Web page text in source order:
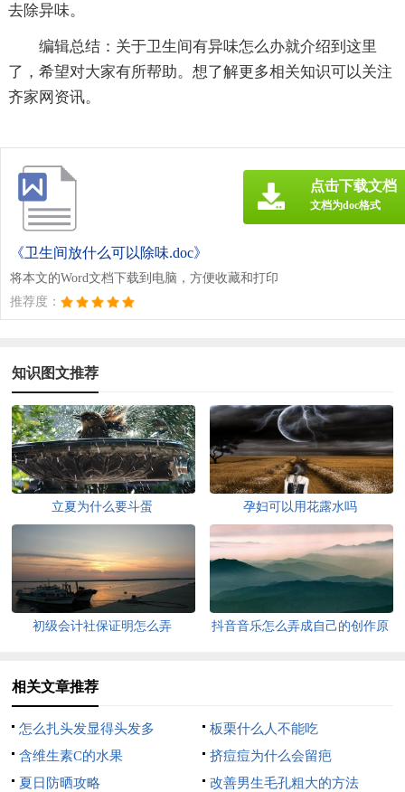
去除异味。
编辑总结：关于卫生间有异味怎么办就介绍到这里
了，希望对大家有所帮助。想了解更多相关知识可以关注
齐家网资讯。
《卫生间放什么可以除味.doc》
将本文的Word文档下载到电脑，方便收藏和打印
推荐度：
点击下载文档
文档为doc格式
知识图文推荐
立夏为什么要斗蛋 孕妇可以用花露水吗
初级会计社保证明怎么弄
抖音音乐怎么弄成自己的创作原
相关文章推荐
怎么扎头发显得头发多
板栗什么人不能吃
含维生素C的水果
挤痘痘为什么会留疤
夏日防晒攻略
改善男生毛孔粗大的方法